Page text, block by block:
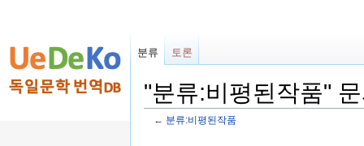
"분류:비평된작품"
← 분류:비평된작품
분류 토론